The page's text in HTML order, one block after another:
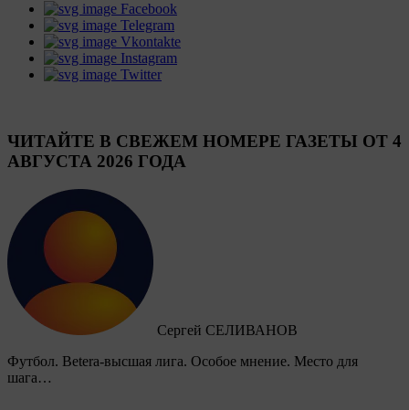
Facebook
Telegram
Vkontakte
Instagram
Twitter
ЧИТАЙТЕ В СВЕЖЕМ НОМЕРЕ ГАЗЕТЫ ОТ 4
АВГУСТА 2026 ГОДА
Сергей СЕЛИВАНОВ
Футбол. Betera-высшая лига. Особое мнение. Место для
шага…